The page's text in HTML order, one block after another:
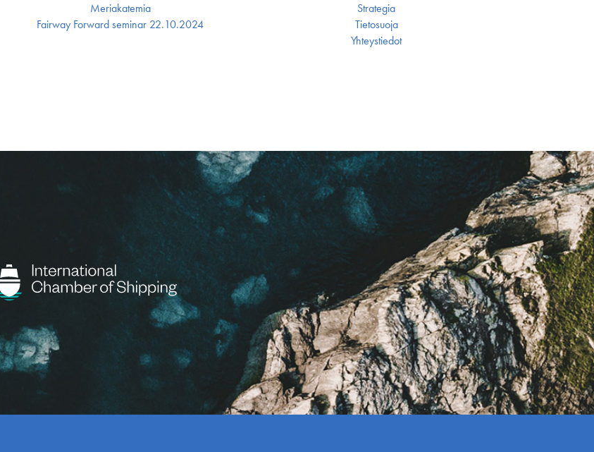
Meriakatemia
Fairway Forward seminar 22.10.2024
Strategia
Tietosuoja
Yhteystiedot